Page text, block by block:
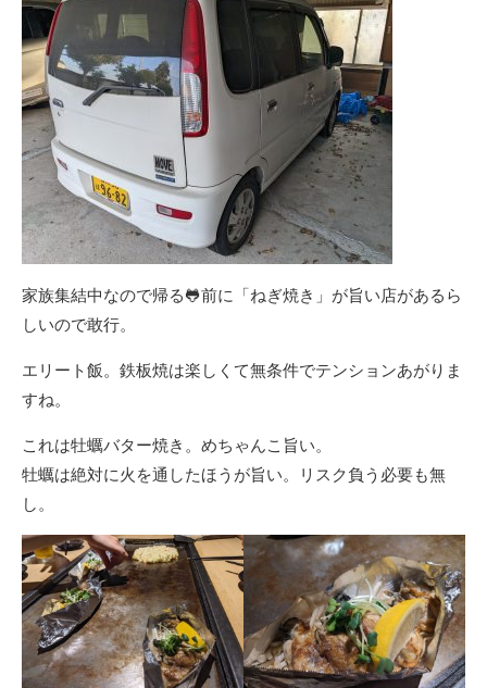
家族集結中なので帰る🐸前に「ねぎ焼き」が旨い店があるら
しいので敢行。
エリート飯。鉄板焼は楽しくて無条件でテンションあがりま
すね。
これは牡蠣バター焼き。めちゃんこ旨い。
牡蠣は絶対に火を通したほうが旨い。リスク負う必要も無
し。